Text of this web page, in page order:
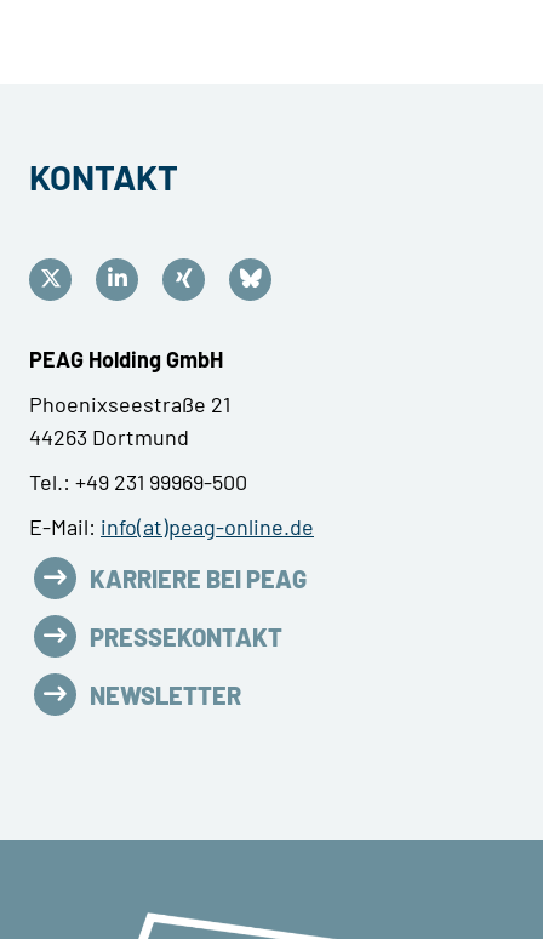
KONTAKT
PEAG Holding GmbH
Phoenixseestraße 21
44263 Dortmund
Tel.: +49 231 99969-500
E-Mail: info(at)peag-online.de
KARRIERE BEI PEAG
PRESSEKONTAKT
NEWSLETTER